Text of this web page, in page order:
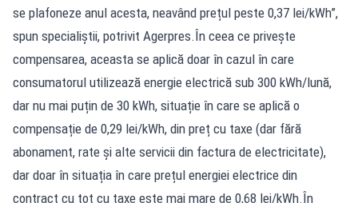
se plafoneze anul acesta, neavând prețul peste 0,37 lei/kWh”,
spun specialiștii, potrivit Agerpres.În ceea ce privește
compensarea, aceasta se aplică doar în cazul în care
consumatorul utilizează energie electrică sub 300 kWh/lună,
dar nu mai puțin de 30 kWh, situație în care se aplică o
compensație de 0,29 lei/kWh, din preț cu taxe (dar fără
abonament, rate și alte servicii din factura de electricitate),
dar doar în situația în care prețul energiei electrice din
contract cu tot cu taxe este mai mare de 0,68 lei/kWh.În